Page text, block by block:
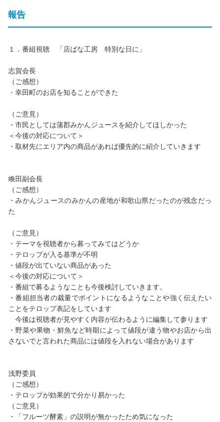
報告
１．番組視聴 「店ばな工房 特別な日に」
志賀会長
（ご感想）
・幸田町のお店を知ることができた
（ご意見）
・市民としては蒲郡みかんジュースを紹介してほしかった
＜今後の対応について＞
・取材先にエリア内の商品があれば優先的に紹介していきます
喚田副会長
（ご感想）
・みかんジュースのみかんの産地が和歌山県だったのが残念だっ
た
（ご意見）
・テーマを視聴者から募ってみてはどうか
・テロップが入る基準が不明
・値段が出ていない商品があった
＜今後の対応について＞
・番組で募るようなことも今後検討していきます。
・番組担当者の裁量でポイントになるようなことや強く伝えたい
ことをテロップ表記をしています
今後は視聴者が見やすく内容が伝わるように編集して参ります
・野菜や果物・鮮魚など時期によって値段が違う物やお店から出
さないでと言われた商品には値段を入れない場合があります
浅野委員
（ご感想）
・テロップが効果的で分かり易かった
（ご意見）
・「フルーツ酵素」の説明が無かったため気になった